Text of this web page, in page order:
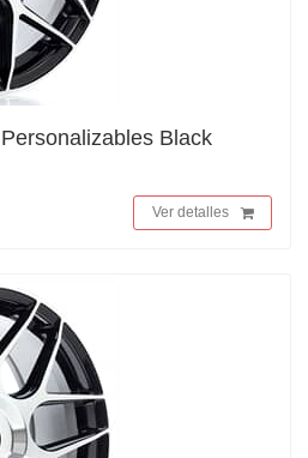
Black
Ver detalles